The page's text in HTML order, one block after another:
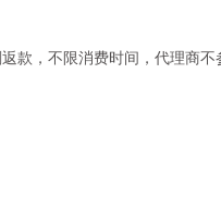
，不限消费时间，代理商不